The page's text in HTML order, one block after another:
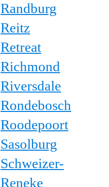
Randburg
Reitz
Retreat
Richmond
Riversdale
Rondebosch
Roodepoort
Sasolburg
Schweizer-
Reneke